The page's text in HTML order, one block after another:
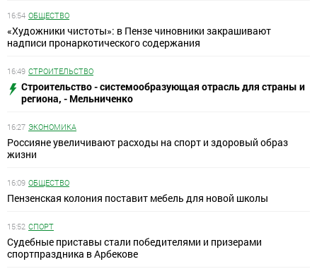
16:54 ОБЩЕСТВО
«Художники чистоты»: в Пензе чиновники закрашивают
надписи пронаркотического содержания
16:49 СТРОИТЕЛЬСТВО
Строительство - системообразующая отрасль для страны и
региона, - Мельниченко
16:27 ЭКОНОМИКА
Россияне увеличивают расходы на спорт и здоровый образ
жизни
16:09 ОБЩЕСТВО
Пензенская колония поставит мебель для новой школы
15:52 СПОРТ
Судебные приставы стали победителями и призерами
спортпраздника в Арбекове